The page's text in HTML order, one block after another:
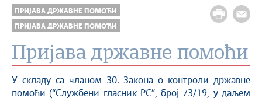
ПРИЈАВА ДРЖАВНЕ ПОМОЋИ
ПРИЈАВА ДРЖАВНЕ ПОМОЋИ
Пријава државне помоћи
У складу са чланом 30. Зaкoнa o кoнтрoли држaвнe
пoмoћи (“Службeни глaсник РС”, брoj 73/19, у даљем